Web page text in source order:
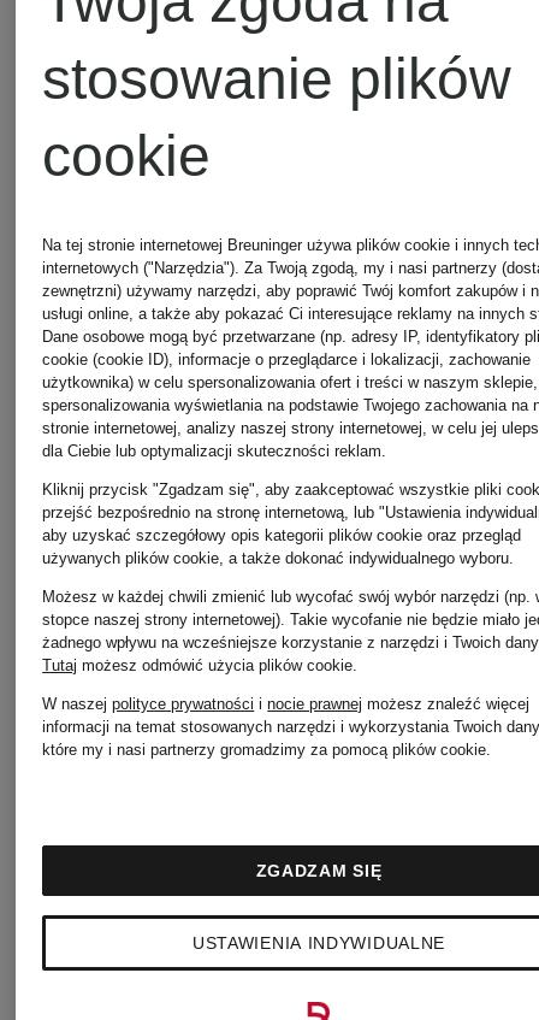
ROCK
FLOWER
Woda
160 zł
(16 000 zł / 1 l)
SUEDE
1 085 zł
(10 850 zł /
GOLDFIELD
&
stosowanie plików
cookie
Na tej stronie internetowej Breuninger używa plików cookie i innych
internetowych ("Narzędzia"). Za Twoją zgodą, my i nasi partnerzy
zewnętrzni) używamy narzędzi, aby poprawić Twój komfort zakupów i
usługi online, a także aby pokazać Ci interesujące reklamy na innych
Dane osobowe mogą być przetwarzane (np. adresy IP, identyfikatory
cookie (cookie ID), informacje o przeglądarce i lokalizacji, zachowanie
użytkownika) w celu spersonalizowania ofert i treści w naszym sklepie,
spersonalizowania wyświetlania na podstawie Twojego zachowania na
stronie internetowej, analizy naszej strony internetowej, w celu jej
dla Ciebie lub optymalizacji skuteczności reklam.
Kliknij przycisk "Zgadzam się", aby zaakceptować wszystkie pliki
przejść bezpośrednio na stronę internetową, lub "Ustawienia
aby uzyskać szczegółowy opis kategorii plików cookie oraz przegląd
używanych plików cookie, a także dokonać indywidualnego wyboru.
Możesz w każdej chwili zmienić lub wycofać swój wybór narzędzi (np.
stopce naszej strony internetowej). Takie wycofanie nie będzie miało
żadnego wpływu na wcześniejsze korzystanie z narzędzi i Twoich
Tutaj możesz odmówić użycia plików cookie.
W naszejpolityce prywatności inocie prawnej możesz znaleźć więcej
informacji na temat stosowanych narzędzi i wykorzystania Twoich
które my i nasi partnerzy gromadzimy za pomocą plików cookie.
USTAWIENIA INDYWIDUALNE
ZGADZAM SIĘ